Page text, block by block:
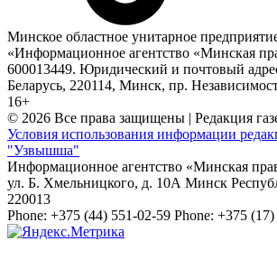
Минское областное унитарное
«Информационное агентство «Минская
600013449. Юридический и почтовый
Беларусь, 220114, Минск, пр.
16+
© 2026 Все права защищены | Редакция
Условия использования информации
"Узвышша"
Информационное агентство «Минская
ул. Б. Хмельницкого, д. 10А Минск
220013
Phone: +375 (44) 551-02-59 Phone: +375